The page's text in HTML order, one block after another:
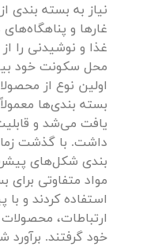
نیاز به بسته بندی
غارها و
غذا و نوشیدنی را
محل سکونت خود
اولین نوع از
بسته بندی‌ها
یافت می‌شد و
داشت. با گذشت
بندی شکل‌های
مواد متفاوتی
استفاده کردند و
ارتباطات،
خود گرفتند.